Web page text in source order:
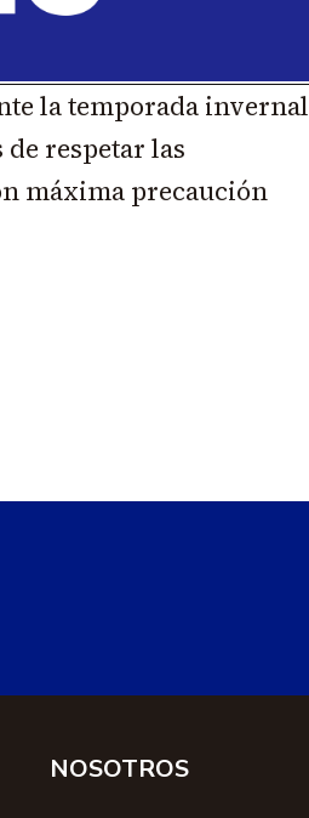
la temporada invernal
de respetar las
máxima precaución
NOSOTROS